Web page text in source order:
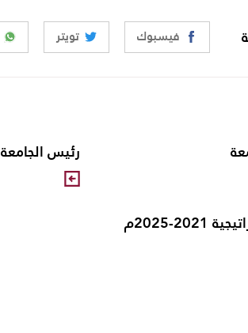
فيسبوك تويتر
رئيس الجامعة
2025م